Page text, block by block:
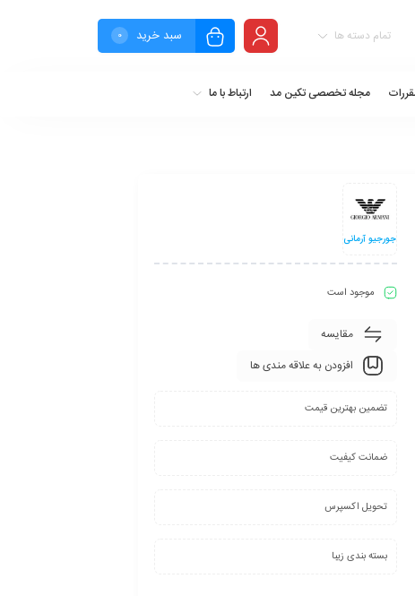
سبد خرید 0 تمام دسته ها
مجله تخصصی تکین مد ارتباط با ما
جورجیو آرمانی
موجود است
مقایسه
افزودن به علاقه مندی ها
تضمین بهترین قیمت
ضمانت کیفیت
تحویل اکسپرس
بسته بندی زیبا